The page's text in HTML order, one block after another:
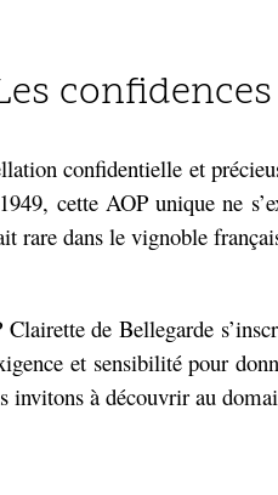
confidentielle et
cette AOP unique ne
rare dans le vignoble
de Bellegarde
et sensibilité pour
invitons à découvrir au